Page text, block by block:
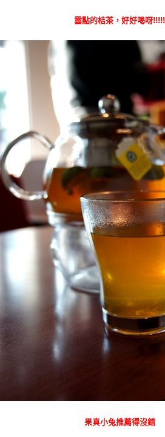
雲點的桔茶，好好喝呀!!!!!
果真小兔推薦得沒錯